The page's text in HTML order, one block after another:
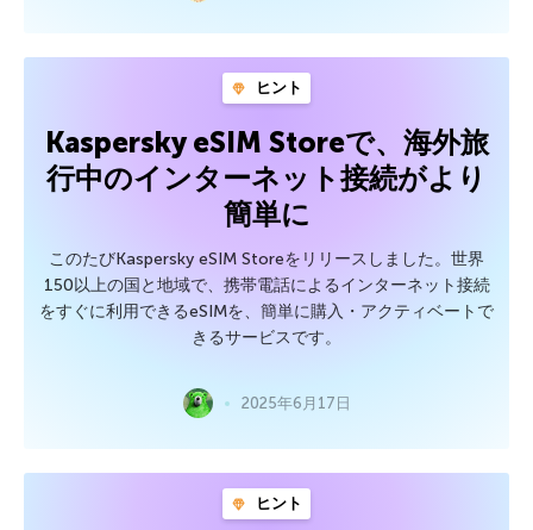
ヒント
Kaspersky eSIM Storeで、海外旅
行中のインターネット接続がより
簡単に
このたびKaspersky eSIM Storeをリリースしました。世界
150以上の国と地域で、携帯電話によるインターネット接続
をすぐに利用できるeSIMを、簡単に購入・アクティベートで
きるサービスです。
2025年6月17日
ヒント